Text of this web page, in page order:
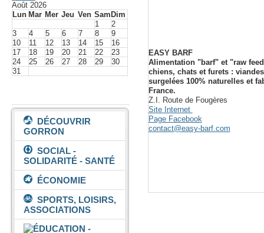
Août 2026
Lun Mar Mer Jeu Ven Sam Dim
1
2
3
4 5 6 7 8
9
10
11 12 13 14 15
16
17
18 19 20 21 22
23
24
25 26 27 28 29
30
31
DÉCOUVRIR
GORRON
SOCIAL -
SOLIDARITÉ - SANTÉ
ÉCONOMIE
SPORTS, LOISIRS,
ASSOCIATIONS
EASY BARF
Alimentation "barf" et "raw
chiens, chats et furets :
surgelées 100% naturelles et
France.
Z.I. Route de Fougères
Site Internet
Page Facebook
contact@easy-barf.com